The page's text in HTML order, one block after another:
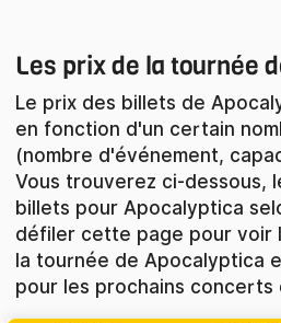
Les prix de la tournée
Le prix des billets de
en fonction d'un certain
(nombre d'événement,
Vous trouverez ci-dessous,
billets pour Apocalyptica
défiler cette page pour voir
la tournée de Apocalyptica
pour les prochains concerts